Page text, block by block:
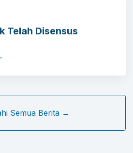
Telah Disensus
Semua Berita →